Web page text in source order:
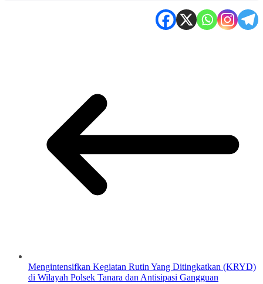
Mengintensifkan Kegiatan Rutin Yang Ditingkatkan (KRYD)
di Wilayah Polsek Tanara dan Antisipasi Gangguan